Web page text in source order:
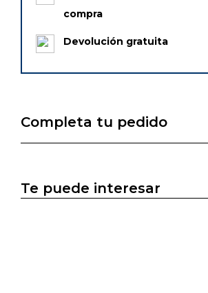
compra
Devolución gratuita
Completa tu pedido
Te puede interesar